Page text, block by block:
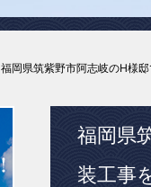
福岡県筑紫野市阿志岐のH様
福岡県
装工事